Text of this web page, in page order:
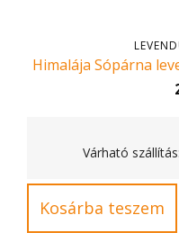
Himalája Sópárna
Várható
Kosárba teszem